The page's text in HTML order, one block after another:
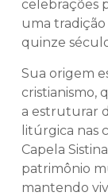
celebrações
uma
quinze
Sua origem
cristianismo,
a estruturar
litúrgica nas
Capela
patrimônio
mantendo